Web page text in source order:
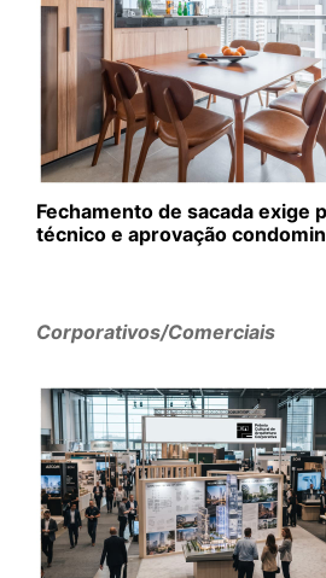
Fechamento de sacada exige
técnico e aprovação
Corporativos/Comerciais